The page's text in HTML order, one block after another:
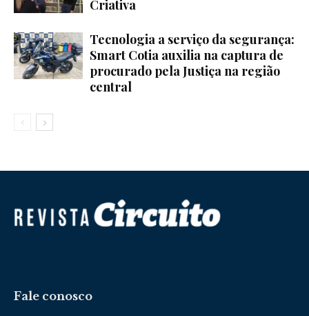
Criativa
Tecnologia a serviço da segurança:
Smart Cotia auxilia na captura de
procurado pela Justiça na região
central
Fale conosco